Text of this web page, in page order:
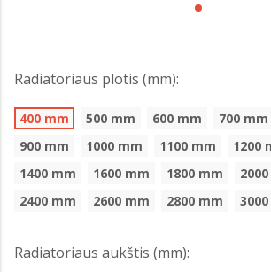
Radiatoriaus plotis (mm):
400 mm 500 mm 600 mm 700 mm
900 mm
1000 mm 1100 mm 1200
1400 mm
1600 mm 1800 mm
2400 mm
2600 mm 2800 mm
Radiatoriaus aukštis (mm):